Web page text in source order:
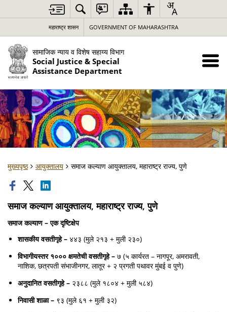
महाराष्ट्र शासन GOVERNMENT OF MAHARASHTRA
सामाजिक न्याय व विशेष सहाय्य विभाग
Social Justice & Special
Assistance Department
मुख्यपृष्ठ आयुक्तालय समाज कल्याण आयुक्तालय, महाराष्ट्र राज्य, पुणे
समाज कल्याण आयुक्तालय, महाराष्ट्र राज्य, पुणे
समाज कल्याण – एक दृष्टिक्षेप
शासकीय वसतीगृहे – ४४३ (मुले २१३ + मुली २३०)
विभागीयस्तर १००० क्षमतेची वसतीगृहे – ७ (५ कार्यरत – नागपूर, अमरावती,
नाशिक, छत्रपती संभाजीनगर, लातूर + २ प्रगती पथावर मुंबई व पुणे)
अनुदानित वसतीगृहे – २३८८ (मुले १८०४ + मुली ५८४)
निवासी शाळा – ९३ (मुले ६१ + मुली ३२)